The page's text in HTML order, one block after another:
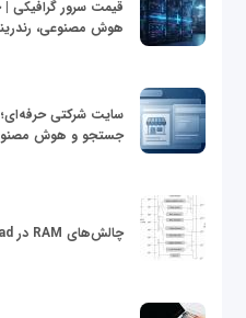
هوش مصنوعی،
سایت شرکتی
جستجو و هوش
چالش‌های RAM در Workloadهای محاسباتی HPC